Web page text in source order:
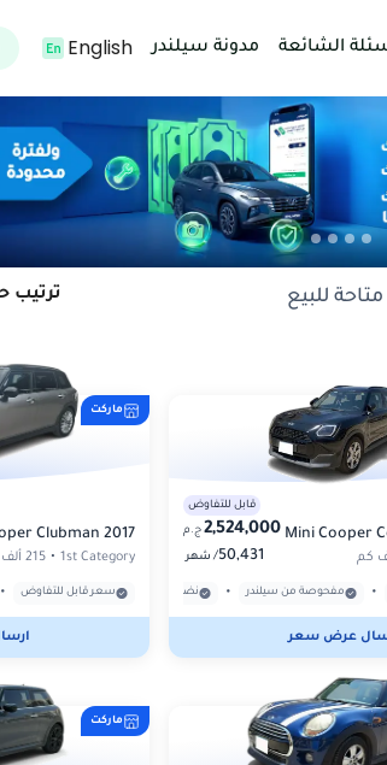
الشائعة مدونة سيلندر English
للبيع
بدون حوادث مؤثرة
Mini Cooper
قابل للتفاوض
2,524,000 ج.م
50,431
/ شهر
• مفحوصة من سيلندر • نضمن قانونية ملكية العربية •
عرض سعر
ماركت
Clubman 2017
1st Category
• 215 ألف كم
سعر قابل للتفاوض •
ماركت